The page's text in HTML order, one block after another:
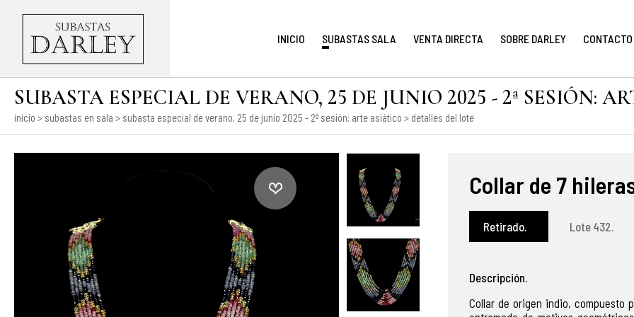
INICIO SUBASTAS SALA VENTA DIRECTA SOBRE DARLEY CONTACTO
SUBASTA ESPECIAL DE VERANO, 25 DE JUNIO 2025 - 2ª SESIÓN:
inicio > subastas en sala > subasta especial de verano, 25 de junio 2025 - 2ª sesión: arte asiático > detalles del lote
Collar de 7
Retirado. Lote 432.
Descripción.
Collar de origen indio, compuesto